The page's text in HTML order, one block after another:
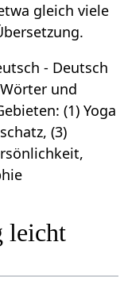
gleich viele
- Deutsch
und
(1) Yoga
(3)
leicht